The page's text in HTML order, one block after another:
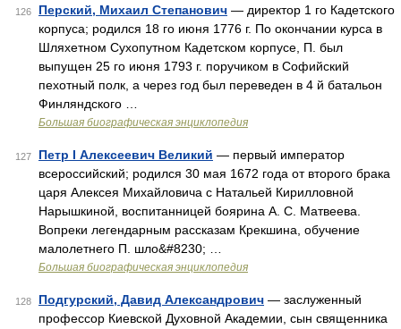
126 Перский, Михаил Степанович — директор 1 го Кадетского
корпуса; родился 18 го июня 1776 г. По окончании курса в
Шляхетном Сухопутном Кадетском корпусе, П. был
выпущен 25 го июня 1793 г. поручиком в Софийский
пехотный полк, а через год был переведен в 4 й батальон
Финляндского …
Большая биографическая энциклопедия
127 Петр I Алексеевич Великий — первый император
всероссийский; родился 30 мая 1672 года от второго брака
царя Алексея Михайловича с Натальей Кирилловной
Нарышкиной, воспитанницей боярина А. С. Матвеева.
Вопреки легендарным рассказам Крекшина, обучение
малолетнего П. шло&#8230; …
Большая биографическая энциклопедия
128 Подгурский, Давид Александрович — заслуженный
профессор Киевской Духовной Академии, сын священника